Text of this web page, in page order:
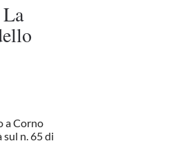
a Corno
n. 65 di